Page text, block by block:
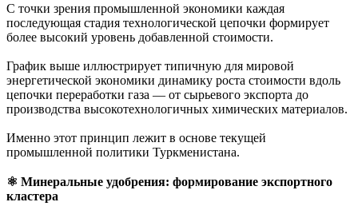
С точки зрения промышленной экономики каждая
последующая стадия технологической цепочки формирует
более высокий уровень добавленной стоимости.
График выше иллюстрирует типичную для мировой
энергетической экономики динамику роста стоимости вдоль
цепочки переработки газа — от сырьевого экспорта до
производства высокотехнологичных химических материалов.
Именно этот принцип лежит в основе текущей
промышленной политики Туркменистана.
⚛︎ Минеральные удобрения: формирование экспортного
кластера